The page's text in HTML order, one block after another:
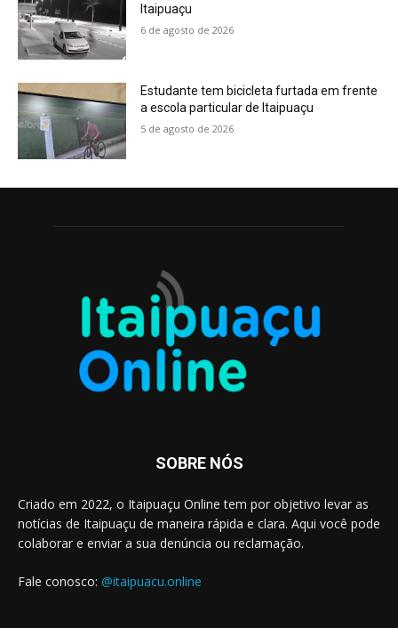
Itaipuaçu
6 de agosto de 2026
Estudante tem bicicleta furtada em frente
a escola particular de Itaipuaçu
5 de agosto de 2026
SOBRE NÓS
Criado em 2022, o Itaipuaçu Online tem por objetivo levar as
notícias de Itaipuaçu de maneira rápida e clara. Aqui você pode
colaborar e enviar a sua denúncia ou reclamação.
Fale conosco: @itaipuacu.online